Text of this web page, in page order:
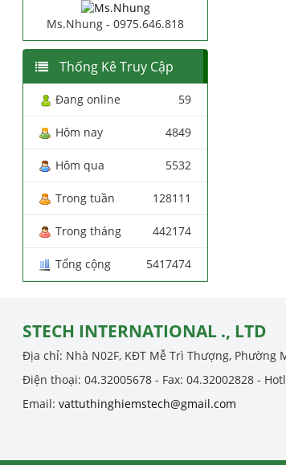
Ms.Nhung - 0975.646.818
Thống Kê Truy Cập
Đang online 59
Hôm nay 4849
Hôm qua 5532
Trong tuần 128111
Trong tháng 442174
Tổng cộng 5417474
STECH INTERNATIONAL ., LTD
Địa chỉ: Nhà N02F, KĐT Mễ Trì Thượng, Phường
Điện thoại: 04.32005678 - Fax: 04.32002828 -
Email:vattuthinghiemstech@gmail.com